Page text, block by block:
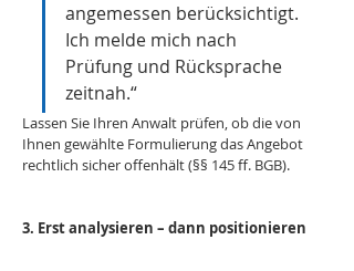
angemessen berücksichtigt.
Ich melde mich nach
Prüfung und Rücksprache
zeitnah.“
Lassen Sie Ihren Anwalt prüfen, ob die von
Ihnen gewählte Formulierung das Angebot
rechtlich sicher offenhält (§§ 145 ff. BGB).
3. Erst analysieren – dann positionieren